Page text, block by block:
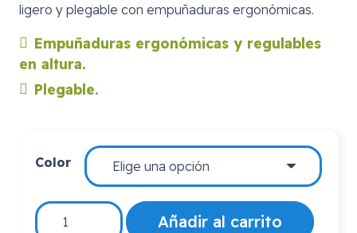
ligero y plegable con empuñaduras ergonómicas.
Empuñaduras ergonómicas y regulables
en altura.
Plegable.
Color
Andadores
Añadir al carrito